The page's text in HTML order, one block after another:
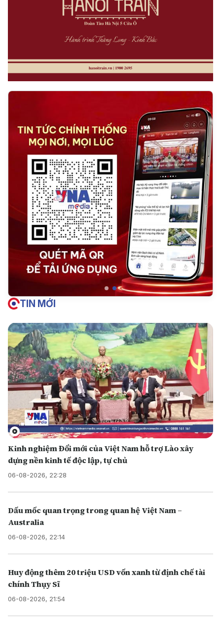
TIN MỚI
Kinh nghiệm Đổi mới của Việt Nam hỗ trợ Lào xây
dựng nền kinh tế độc lập, tự chủ
06-08-2026, 22:28
Dấu mốc quan trọng trong quan hệ Việt Nam –
Australia
06-08-2026, 22:14
Huy động thêm 20 triệu USD vốn xanh từ định chế tài
chính Thụy Sĩ
06-08-2026, 21:54